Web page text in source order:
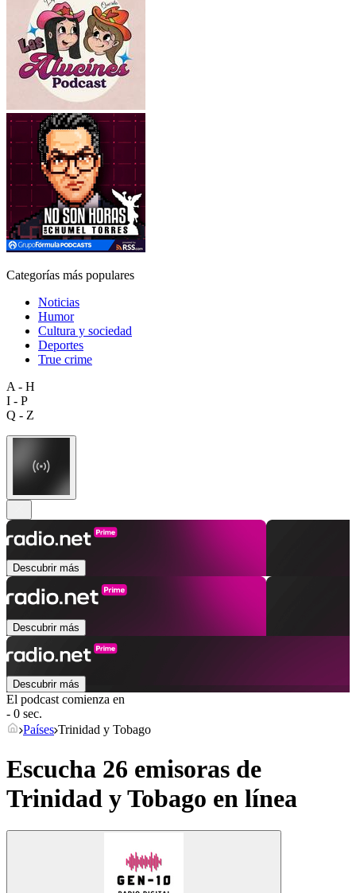
Categorías más populares
Noticias
Humor
Cultura y sociedad
Deportes
True crime
A - H
I - P
Q - Z
Descubrir más
Descubrir más
Descubrir más
El podcast comienza en
- 0 sec.
Países Trinidad y Tobago
Escucha 26 emisoras de
Trinidad y Tobago en línea